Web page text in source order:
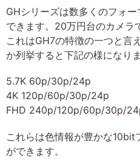
GHシリーズは数多くのフォ
できます。20万円台のカメラ
これはGH7の特徴の一つと言
か列挙すると下記の様になりま
5.7K 60p/30p/24p
4K 120p/60p/30p/24p
FHD 240p/120p/60p/30p/
これらは色情報が豊かな10bit
ができます。